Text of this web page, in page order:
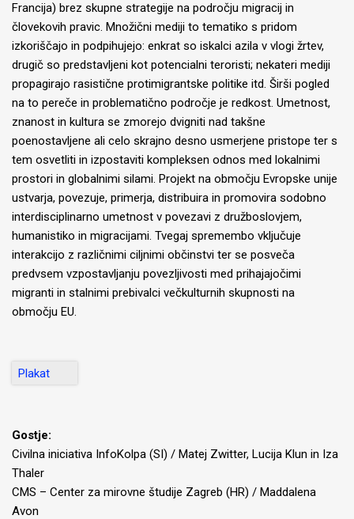
Francija) brez skupne strategije na področju migracij in
človekovih pravic. Množični mediji to tematiko s pridom
izkoriščajo in podpihujejo: enkrat so iskalci azila v vlogi žrtev,
drugič so predstavljeni kot potencialni teroristi; nekateri mediji
propagirajo rasistične protimigrantske politike itd. Širši pogled
na to pereče in problematično področje je redkost. Umetnost,
znanost in kultura se zmorejo dvigniti nad takšne
poenostavljene ali celo skrajno desno usmerjene pristope ter s
tem osvetliti in izpostaviti kompleksen odnos med lokalnimi
prostori in globalnimi silami. Projekt na območju Evropske unije
ustvarja, povezuje, primerja, distribuira in promovira sodobno
interdisciplinarno umetnost v povezavi z družboslovjem,
humanistiko in migracijami. Tvegaj spremembo vključuje
interakcijo z različnimi ciljnimi občinstvi ter se posveča
predvsem vzpostavljanju povezljivosti med prihajajočimi
migranti in stalnimi prebivalci večkulturnih skupnosti na
območju EU.
Plakat
Gostje:
Civilna iniciativa InfoKolpa (SI) / Matej Zwitter, Lucija Klun in Iza
Thaler
CMS – Center za mirovne študije Zagreb (HR) / Maddalena
Avon